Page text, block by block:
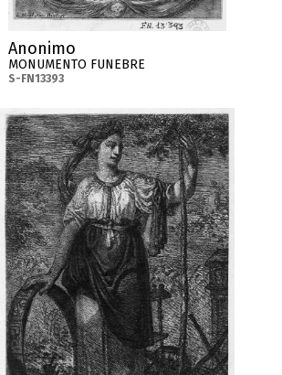
Anonimo
MONUMENTO FUNEBRE
S-FN13393